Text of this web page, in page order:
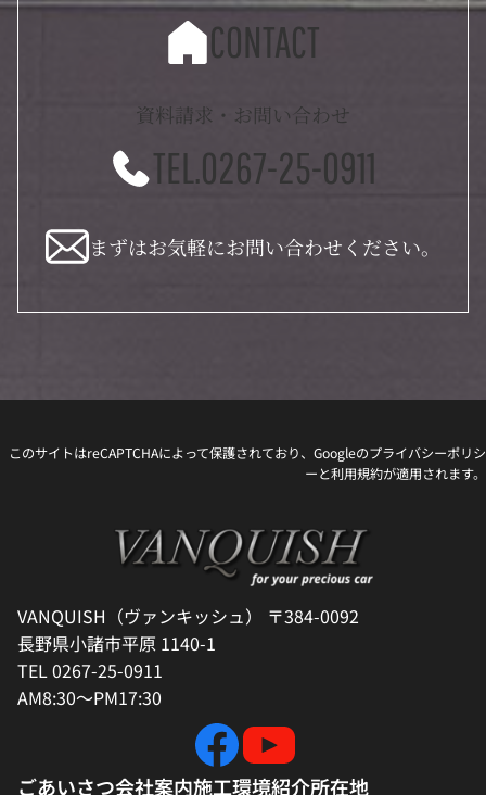
CONTACT
資料請求・お問い合わせ
TEL.0267-25-0911
まずはお気軽にお問い合わせください。
このサイトはreCAPTCHAによって保護されており、Googleのプライバシーポリシ
ーと利用規約が適用されます。
VANQUISH（ヴァンキッシュ） 〒384-0092
長野県小諸市平原 1140-1
TEL 0267-25-0911
AM8:30～PM17:30
ごあいさつ会社案内施工環境紹介所在地